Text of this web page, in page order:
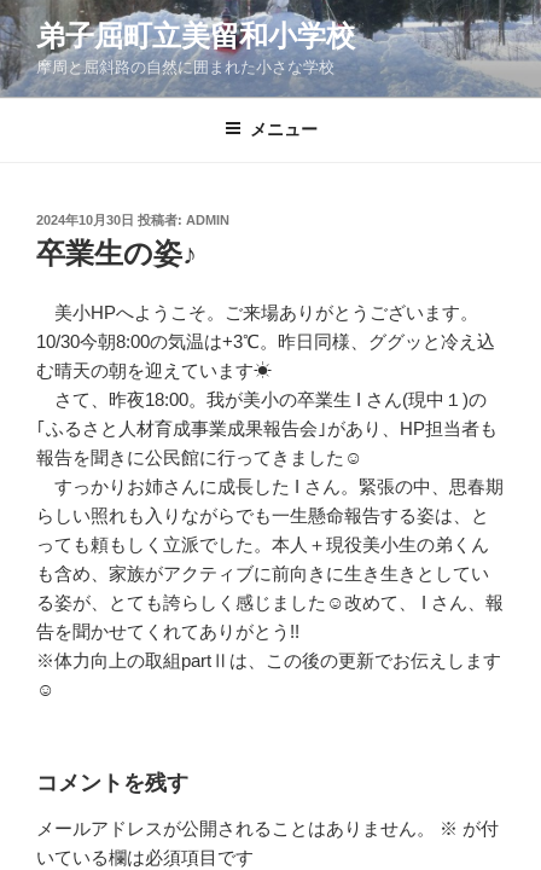
コ
ン
テ
ン
弟子屈町立美留和小学校
摩周と屈斜路の自然に囲まれた小さな学校
メニュー
投
稿
日:
2024年10月30日 投稿者: ADMIN
卒業生の姿♪
美小HPへようこそ。ご来場ありがとうございます。
10/30今朝8:00の気温は+3℃。昨日同様、ググッと冷え込
む晴天の朝を迎えています☀
さて、昨夜18:00。我が美小の卒業生 I さん(現中１)の
｢ふるさと人材育成事業成果報告会｣があり、HP担当者も
報告を聞きに公民館に行ってきました☺
すっかりお姉さんに成長した I さん。緊張の中、思春期
らしい照れも入りながらでも一生懸命報告する姿は、と
っても頼もしく立派でした。本人＋現役美小生の弟くん
も含め、家族がアクティブに前向きに生き生きとしてい
る姿が、とても誇らしく感じました☺改めて、 I さん、報
告を聞かせてくれてありがとう!!
※体力向上の取組partⅡは、この後の更新でお伝えします
☺
コメントを残す
メールアドレスが公開されることはありません。 ※ が付
いている欄は必須項目です